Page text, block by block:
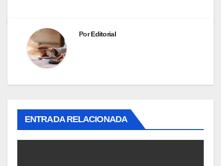
PorEditorial
ENTRADA RELACIONADA